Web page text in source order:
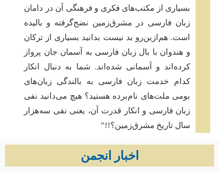
بسیاری از مکتب‌های فکری و فرهنگی آن در دامان
زبان فارسی در مشرق‌زمین نضج‌گرفته و بالیده
است. هم‌ازین‌رو بد نیست بدانید بسیاری از ترکان
و هندوان با بال زبان فارسی به آسمان جان پرواز
کرده‌اند و آسمانی شده‌اند. شما به دنبال انکار
کدام خدمت زبان فارسی به بالندگی زبان‌های
بومی ملت‌های نام‌برده هستید؟ هیچ می‌دانید نفی
زبان فارسی و انکار قدرت آن، یعنی نفی سه‌هزار
سال تاریخ مشرق‌زمین؟!!”
اخبار انجمن